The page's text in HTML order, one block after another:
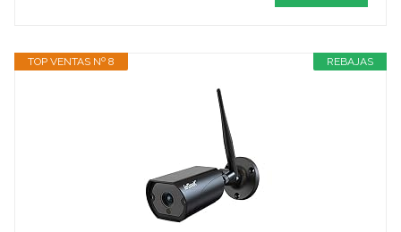
REBAJAS
TOP VENTAS Nº 8